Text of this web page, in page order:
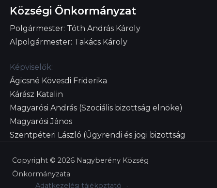
Községi Önkormányzat
Polgármester: Tóth András Károly
Alpolgármester: Takács Károly
Képviselők:
Ágicsné Kövesdi Friderika
Kárász Katalin
Magyarósi András (Szociális bizottság elnöke)
Magyarósi János
Szentpéteri László (Ügyrendi és jogi bizottság
Copyright © 2026 Nagyberény Község
Önkormányzata
Adatkezelési tájékoztató